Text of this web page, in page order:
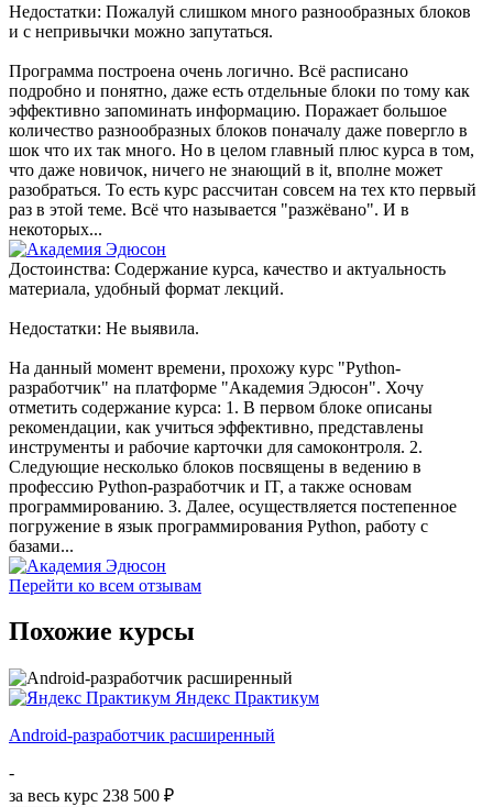
Недостатки: Пожалуй слишком много разнообразных блоков
и с непривычки можно запутаться.
Программа построена очень логично. Всё расписано
подробно и понятно, даже есть отдельные блоки по тому как
эффективно запоминать информацию. Поражает большое
количество разнообразных блоков поначалу даже повергло в
шок что их так много. Но в целом главный плюс курса в том,
что даже новичок, ничего не знающий в it, вполне может
разобраться. То есть курс рассчитан совсем на тех кто первый
раз в этой теме. Всё что называется "разжёвано". И в
некоторых...
Достоинства: Содержание курса, качество и актуальность
материала, удобный формат лекций.
Недостатки: Не выявила.
На данный момент времени, прохожу курс "Python-
разработчик" на платформе "Академия Эдюсон". Хочу
отметить содержание курса: 1. В первом блоке описаны
рекомендации, как учиться эффективно, представлены
инструменты и рабочие карточки для самоконтроля. 2.
Следующие несколько блоков посвящены в ведению в
профессию Python-разработчик и IT, а также основам
программированию. 3. Далее, осуществляется постепенное
погружение в язык программирования Python, работу с
базами...
Перейти ко всем отзывам
Похожие курсы
Яндекс Практикум
Android-разработчик расширенный
-
за весь курс 238 500 ₽